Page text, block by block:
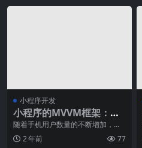
小程序开发
小程序的MVVM框架：数
据绑定与视图更新原理
随着手机用户数量的不断增加，小
程序已经成为互联网领域的热门话
题。作为一种新型的应
2 年前 77